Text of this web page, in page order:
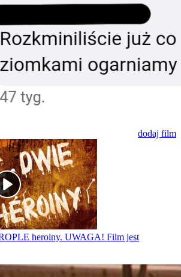
dodaj film
heroiny. UWAGA! Film jest